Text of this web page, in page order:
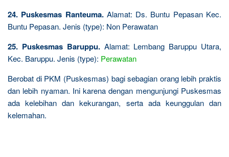
24. Puskesmas Ranteuma.Alamat: Ds. Buntu Pepasan Kec.
Buntu Pepasan. Jenis (type): Non Perawatan
25. Puskesmas Baruppu.Alamat: Lembang Baruppu Utara,
Kec. Baruppu. Jenis (type): Perawatan
Berobat di PKM (Puskesmas) bagi sebagian orang lebih praktis
dan lebih nyaman. Ini karena dengan mengunjungi Puskesmas
ada kelebihan dan kekurangan, serta ada keunggulan dan
kelemahan.